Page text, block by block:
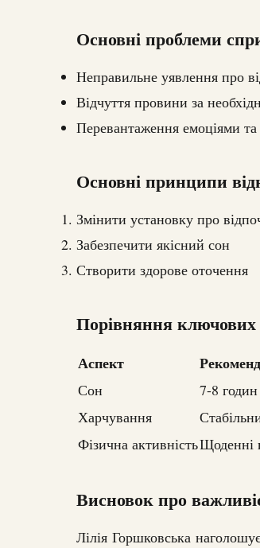
Основні проблеми
Неправильне уявлення про
Відчуття провини за
Перевантаження емоціями
Основні принципи
Змінити установку про
Забезпечити якісний сон
Створити здорове оточення
Порівняння ключових
Аспект
Сон 7-8 годин
Харчування
Фізична активністьЩоденні
Висновок про
Лілія Горшковська